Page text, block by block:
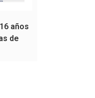
años
de